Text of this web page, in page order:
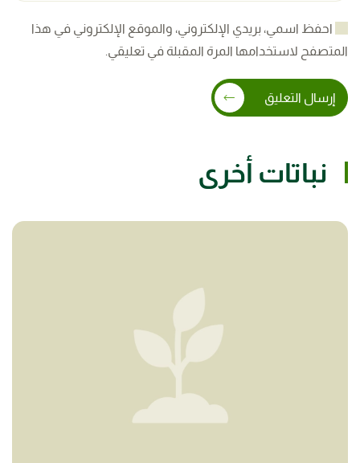
احفظ اسمي، بريدي الإلكتروني، والموقع الإلكتروني في هذا
المتصفح لاستخدامها المرة المقبلة في تعليقي.
إرسال التعليق
نباتات أخرى